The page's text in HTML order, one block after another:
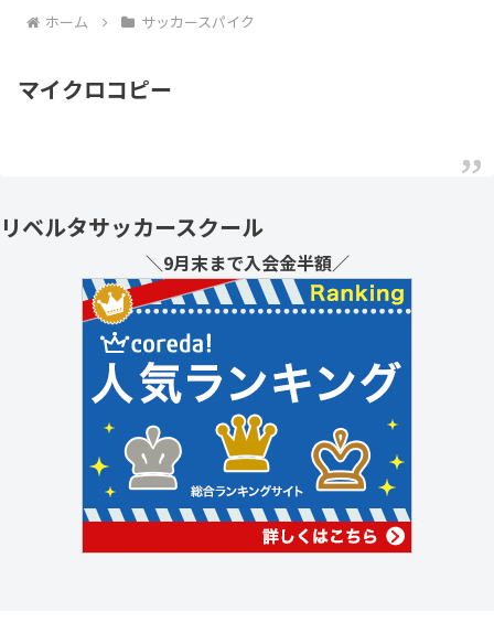
ホーム サッカースパイク
マイクロコピー
リベルタサッカースクール
＼9月末まで入会金半額／